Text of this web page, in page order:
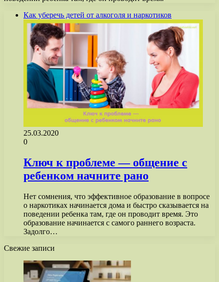
Как уберечь детей от алкоголя и наркотиков
25.03.2020
0
Ключ к проблеме — общение с
ребенком начните рано
Нет сомнения, что эффективное образование в вопросе
о наркотиках начинается дома и быстро сказывается на
поведении ребенка там, где он проводит время. Это
образование начинается с самого раннего возраста.
Задолго…
Свежие записи